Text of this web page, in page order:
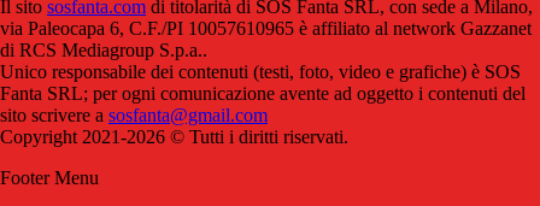
Il sito sosfanta.com di titolarità di SOS Fanta SRL, con sede a Milano,
via Paleocapa 6, C.F./PI 10057610965 è affiliato al network Gazzanet
di RCS Mediagroup S.p.a..
Unico responsabile dei contenuti (testi, foto, video e grafiche) è SOS
Fanta SRL; per ogni comunicazione avente ad oggetto i contenuti del
sito scrivere a sosfanta@gmail.com
Copyright 2021-2026 © Tutti i diritti riservati.
Footer Menu